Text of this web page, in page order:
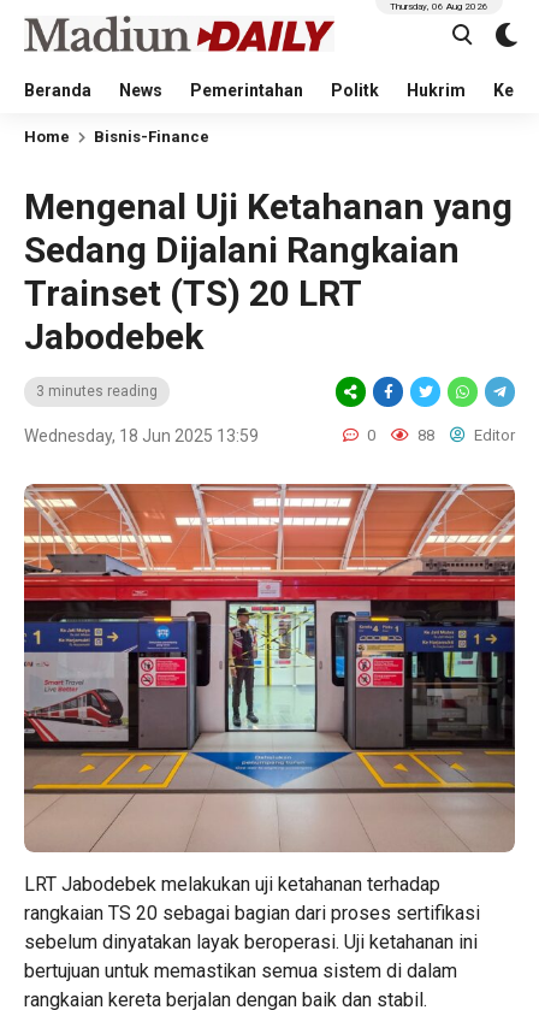
Beranda News Pemerintahan Politk Hukrim
Thursday, 06 Aug 2026
Home Bisnis-Finance
Mengenal Uji Ketahanan yang
Sedang Dijalani Rangkaian
Trainset (TS) 20 LRT
Jabodebek
3 minutes reading
Wednesday, 18 Jun 2025 13:59 0 88 Editor
LRT Jabodebek melakukan uji ketahanan terhadap
rangkaian TS 20 sebagai bagian dari proses sertifikasi
sebelum dinyatakan layak beroperasi. Uji ketahanan ini
bertujuan untuk memastikan semua sistem di dalam
rangkaian kereta berjalan dengan baik dan stabil.